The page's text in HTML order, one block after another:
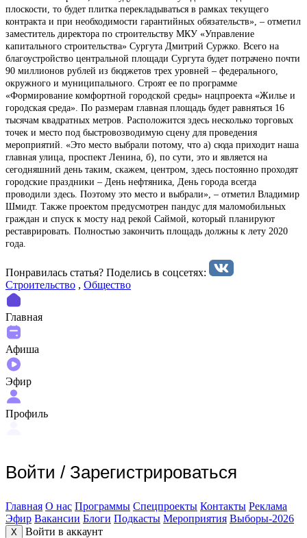
плоскости, то будет плитка перекладываться в рамках текущего
контракта и при необходимости гарантийных обязательств», – отметил
заместитель директора по строительству МКУ «Управление
капитального строительства» Сургута Дмитрий Суржко. Всего на
благоустройство центральной площади Сургута будет потрачено почти
90 миллионов рублей из бюджетов трех уровней – федерального,
окружного и муниципального. Строят ее по программе
«Формирование комфортной городской среды» нацпроекта «Жилье и
городская среда». По размерам главная площадь будет равняться 16
тысячам квадратных метров. Расположится здесь несколько торговых
точек и место под быстровозводимую сцену для проведения
мероприятий. «Это место выбрали потому, что а) сюда приходит наша
главная улица, проспект Ленина, б), по сути, это и является на
сегодняшний день таким, скажем, центром, здесь постоянно проходят
городские праздники – День нефтяника, День города всегда
проводили здесь. Поэтому это место и выбрали», – отметил Владимир
Шмидт. Также проектом предусмотрен пандус для маломобильных
граждан и спуск к мосту над рекой Саймой, который планируют
реставрировать. Полностью закончить площадь должны к лету 2020
года.
Понравилась статья? Поделиcь в соцсетях:
Строительство , Общество
Главная
Афиша
Эфир
Профиль
Войти / Зарегистрироваться
Главная О нас Программы Спецпроекты Контакты Реклама
Эфир Вакансии Блоги Подкасты Мероприятия Выборы-2026
X
Войти в аккаунт